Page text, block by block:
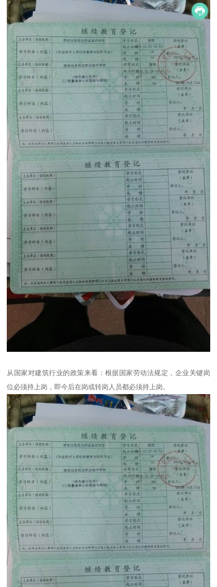
从国家对建筑行业的政策来看：根据国家劳动法规定，企业关键岗
位必须持上岗，即今后在岗或转岗人员都必须持上岗。